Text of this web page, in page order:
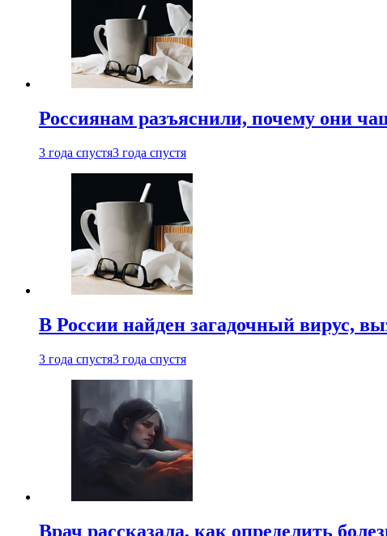
Россиянам разъяснили, почему они
3 года спустя3 года спустя
В России найден загадочный вирус,
3 года спустя3 года спустя
Врач рассказала, как определить